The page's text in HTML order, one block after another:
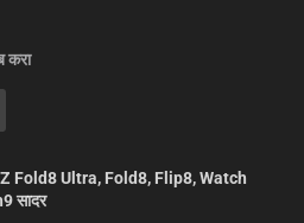
करा
Fold8 Ultra, Fold8, Flip8, Watch
सादर